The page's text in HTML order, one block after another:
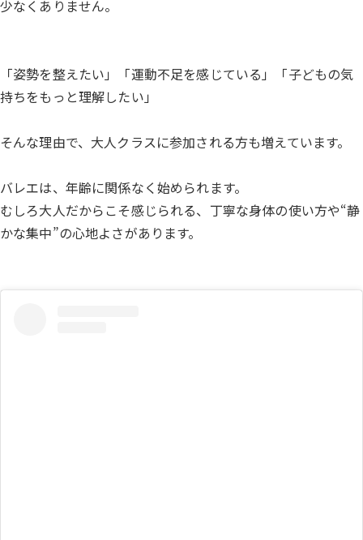
少なくありません。
「姿勢を整えたい」「運動不足を感じている」「子どもの気
持ちをもっと理解したい」
そんな理由で、大人クラスに参加される方も増えています。
バレエは、年齢に関係なく始められます。
むしろ大人だからこそ感じられる、丁寧な身体の使い方や“静
かな集中”の心地よさがあります。